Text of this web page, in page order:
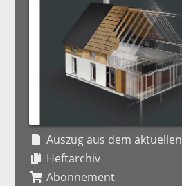
Auszug aus dem
Heftarchiv
Abonnement